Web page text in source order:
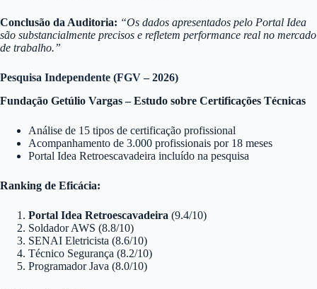
Conclusão da Auditoria: “Os dados apresentados pelo Portal Idea
são substancialmente precisos e refletem performance real no mercado
de trabalho.”
Pesquisa Independente (FGV – 2026)
Fundação Getúlio Vargas – Estudo sobre Certificações Técnicas
Análise de 15 tipos de certificação profissional
Acompanhamento de 3.000 profissionais por 18 meses
Portal Idea Retroescavadeira incluído na pesquisa
Ranking de Eficácia:
Portal Idea Retroescavadeira (9.4/10)
Soldador AWS (8.8/10)
SENAI Eletricista (8.6/10)
Técnico Segurança (8.2/10)
Programador Java (8.0/10)